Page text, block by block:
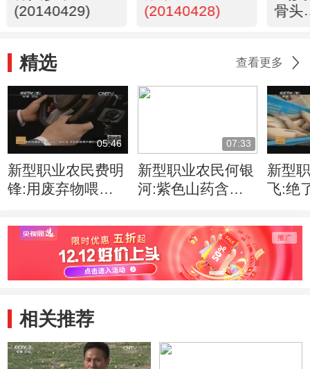
(20140429)
(20140428)
骨头
精选 查看更多
05:46
新型职业农民费明
锋:用废弃物喂羊
秘密
07:33
新型职业农民何银
河:紫色山药含保
吗？
新型
飞:绝
相关推荐